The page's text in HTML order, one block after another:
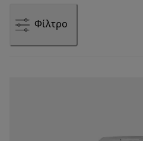
Φίλτρο